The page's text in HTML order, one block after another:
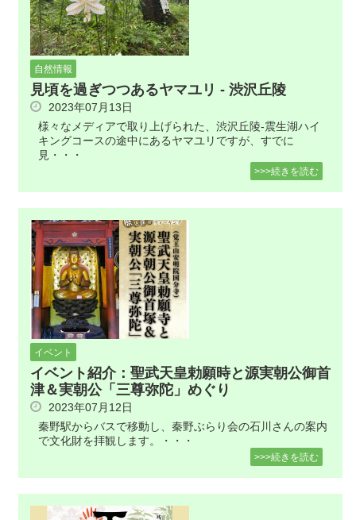
自然情報
見頃を過ぎつつあるヤマユリ - 渋沢丘陵
2023年07月13日
様々なメディアで取り上げられた、渋沢丘陵-震生湖ハイ
キングコースの途中にあるヤマユリですが、すでに
見・・・
>>>続きを読む
イベント
イベント紹介：聖武天皇勅願時と源実朝公御首
津＆実朝公「三尊弥陀」めぐり
2023年07月12日
秦野駅からバスで移動し、秦野ぶらり会の石川さんの案内
で文化財を拝観します。・・・
>>>続きを読む